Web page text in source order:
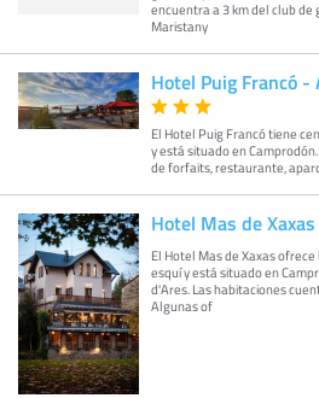
encuentra a 3 km del club de
Maristany
Hotel Puig Francó
El Hotel Puig Francó tiene
y está situado en
de forfaits, restaurante,
Hotel Mas de Xaxas
El Hotel Mas de Xaxas
esquí y está situado en
d'Ares. Las habitaciones
Algunas of